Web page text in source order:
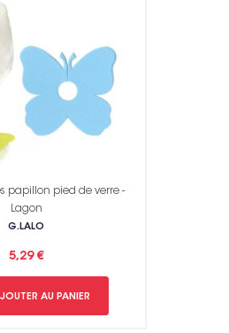
papillon pied de verre -
Lagon
G.LALO
5,29 €
AU PANIER